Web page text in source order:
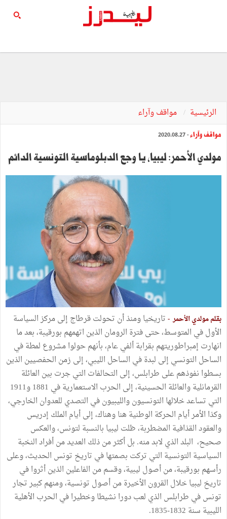
الرئيسية مواقف وآراء
مواقف وآراء- 2020.08.27
مولدي الأحمر: ليبيا، يا وجع الدبلوماسية التونسية الدائم
بقلم مولدي الأحمر - تاريخيا ومنذ أن تحولت قرطاج إلى مركز السياسة
الأول في المتوسط، حتى فترة الرومان الذين اتهمهم بورقيبة، بعد ما
انهارت إمبراطوريتهم بقرابة ألفي عام، بأنهم حولوا مشروع لمطة في
الساحل التونسي إلى لبدة في الساحل الليبي، إلى زمن الحفصيين الذين
بسطوا نفوذهم على طرابلس، إلى التحالفات التي جرت بين العائلة
القرمانلية والعائلة الحسينية، إلى الحرب الاستعمارية في 1881 و1911
التي تساعد خلالها التونسيون والليبيون في التصدي للعدوان الخارجي،
وكذا الأمر أيام الحركة الوطنية هنا وهناك، إلى أيام الملك إدريس
والعقود القذافية المضطربة، ظلت ليبيا بالنسبة لتونس، والعكس
صحيح، البلد الذي لابد منه. بل أكثر من ذلك العديد من أفراد النخبة
السياسية التونسية التي تركت بصمتها في تاريخ تونس الحديث، وعلى
رأسهم بورقيبة، من أصول ليبية، وقسم من الفاعلين الذين أثروا في
تاريخ ليبيا خلال القرون الأخيرة من أصول تونسية، ومنهم كبير تجار
تونس في طرابلس الذي لعب دورا نشيطا وخطيرا في الحرب الأهلية
الليبية سنة 1832-1835.